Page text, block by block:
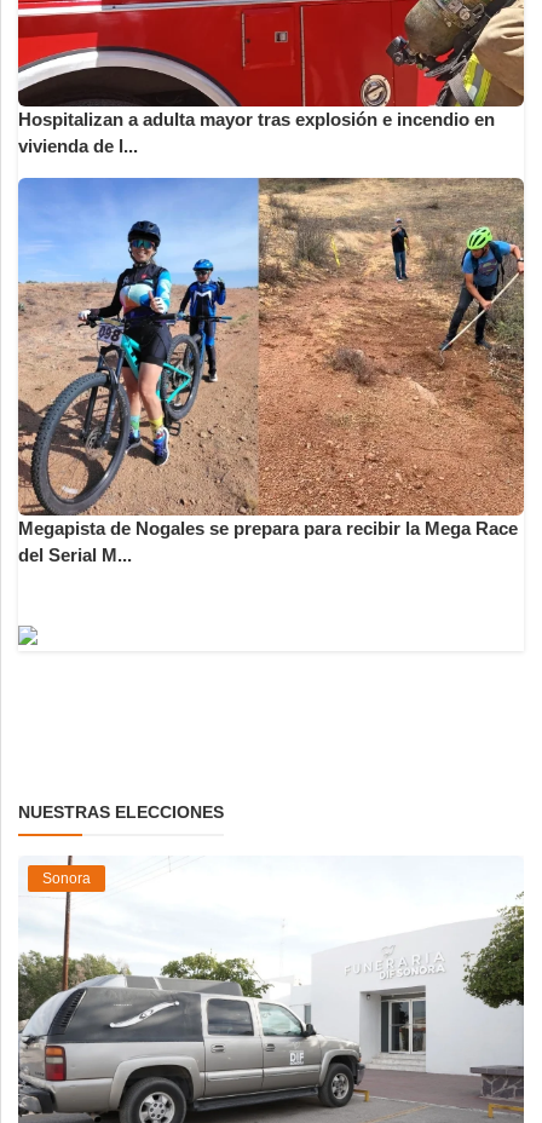
Hospitalizan a adulta mayor tras explosión e incendio en
vivienda de l...
Megapista de Nogales se prepara para recibir la Mega Race
del Serial M...
NUESTRAS ELECCIONES
Sonora